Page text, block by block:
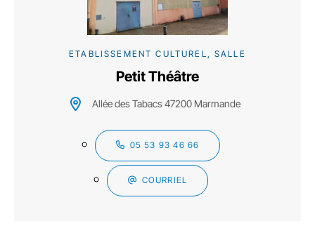
ETABLISSEMENT CULTUREL, SALLE
Petit Théâtre
Allée des Tabacs 47200 Marmande
05 53 93 46 66
COURRIEL